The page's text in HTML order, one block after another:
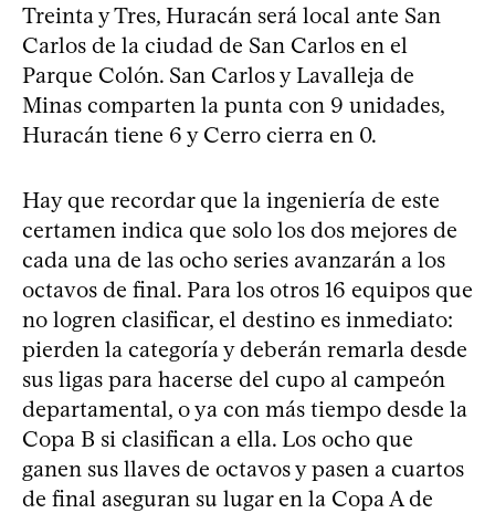
Treinta y Tres, Huracán será local ante San
Carlos de la ciudad de San Carlos en el
Parque Colón. San Carlos y Lavalleja de
Minas comparten la punta con 9 unidades,
Huracán tiene 6 y Cerro cierra en 0.
Hay que recordar que la ingeniería de este
certamen indica que solo los dos mejores de
cada una de las ocho series avanzarán a los
octavos de final. Para los otros 16 equipos que
no logren clasificar, el destino es inmediato:
pierden la categoría y deberán remarla desde
sus ligas para hacerse del cupo al campeón
departamental, o ya con más tiempo desde la
Copa B si clasifican a ella. Los ocho que
ganen sus llaves de octavos y pasen a cuartos
de final aseguran su lugar en la Copa A de